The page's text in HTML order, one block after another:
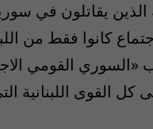
الذين يقاتلون في
كانوا فقط من
القومي
كل القوى اللبنانية